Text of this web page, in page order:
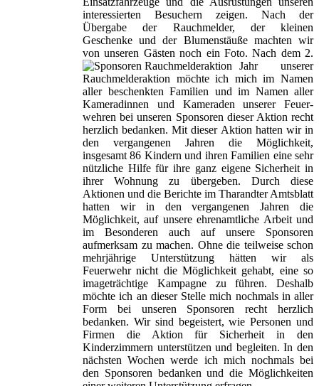
interessierten Besuchern zeigen. Nach der
Übergabe der Rauchmelder, der kleinen
Geschenke und der Blumenstäuße machten wir
von unseren Gästen noch ein Foto.Nach dem 2.
Jahr unserer
Rauchmelderaktion möchte ich mich im Namen
aller beschenkten Familien und im Namen aller
Kameradinnen und Kameraden unserer Feuer-
wehren bei unseren Sponsoren dieser Aktion recht
herzlich bedanken. Mit dieser Aktion hatten wir in
den vergangenen Jahren die Möglichkeit,
insgesamt 86 Kindern und ihren Familien eine sehr
nützliche Hilfe für ihre ganz eigene Sicherheit in
ihrer Wohnung zu übergeben. Durch diese
Aktionen und die Berichte im Tharandter Amtsblatt
hatten wir in den vergangenen Jahren die
Möglichkeit, auf unsere ehrenamtliche Arbeit und
im Besonderen auch auf unsere Sponsoren
aufmerksam zu machen. Ohne die teilweise schon
mehrjährige Unterstützung hätten wir als
Feuerwehr nicht die Möglichkeit gehabt, eine so
imageträchtige Kampagne zu führen. Deshalb
möchte ich an dieser Stelle mich nochmals in aller
Form bei unseren Sponsoren recht herzlich
bedanken. Wir sind begeistert, wie Personen und
Firmen die Aktion für Sicherheit in den
Kinderzimmern unterstützen und begleiten. In den
nächsten Wochen werde ich mich nochmals bei
den Sponsoren bedanken und die Möglichkeiten